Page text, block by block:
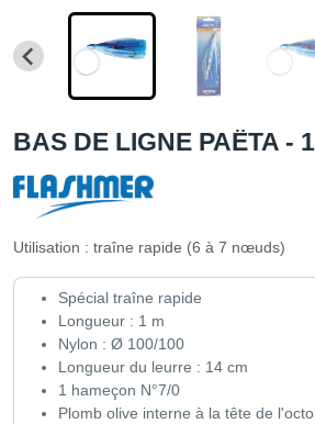
BAS DE LIGNE PAËTA -
Utilisation : traîne rapide (6 à 7 nœuds)
Spécial traîne rapide
Longueur : 1 m
Nylon : Ø 100/100
Longueur du leurre : 14 cm
1 hameçon N°7/0
Plomb olive interne à la tête de